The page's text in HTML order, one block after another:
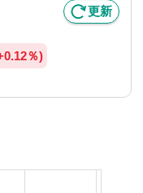
更新
0.12％)